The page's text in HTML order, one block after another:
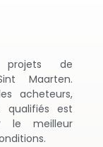
de
Maarten.
acheteurs,
qualifiés est
le meilleur